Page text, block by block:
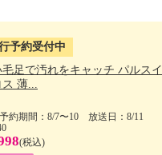
予約受付中
毛足で汚れをキャッチ パルスイ
ス 薄...
約期間：8/7〜10 放送日：8/11
(税込)